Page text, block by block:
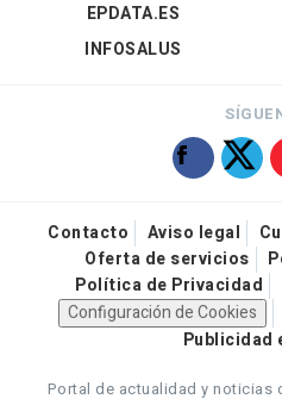
EPDATA.ES
INFOSALUS
Contacto Aviso legal
Oferta de servicios
Política de Privacidad
Configuración de Cookies
Publicidad
Portal de actualidad y noticias